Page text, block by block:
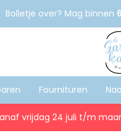
Bolletje over? Mag binnen
Fournituren
vrijdag 24 juli t/m